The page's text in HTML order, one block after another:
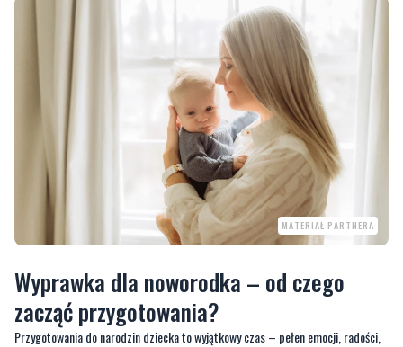
MATERIAŁ PARTNERA
Wyprawka dla noworodka – od czego
zacząć przygotowania?
Przygotowania do narodzin dziecka to wyjątkowy czas – pełen emocji, radości,
ale i pytań. Co kupić? Od czego zacząć kompletować wyprawkę? Ile tak
naprawdę kosztuje wyprawka? Drodzy rodzice, nie jesteście sami –
odpowiednie planowanie to klucz do spokoju i komfortu w pierwszych dniach